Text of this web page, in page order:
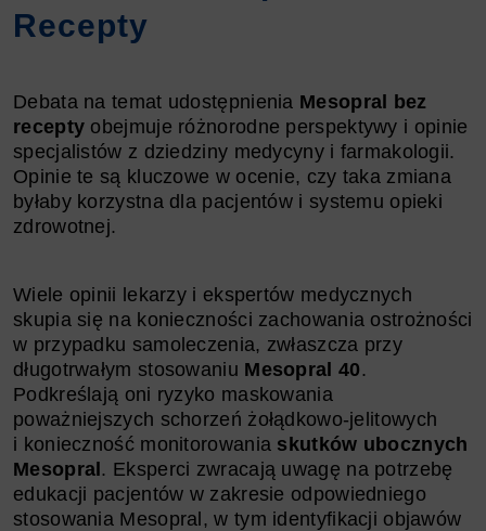
Recepty
Debata na temat udostępnienia Mesopral bez
recepty obejmuje różnorodne perspektywy i opinie
specjalistów z dziedziny medycyny i farmakologii.
Opinie te są kluczowe w ocenie, czy taka zmiana
byłaby korzystna dla pacjentów i systemu opieki
zdrowotnej.
Wiele opinii lekarzy i ekspertów medycznych
skupia się na konieczności zachowania ostrożności
w przypadku samoleczenia, zwłaszcza przy
długotrwałym stosowaniu Mesopral 40.
Podkreślają oni ryzyko maskowania
poważniejszych schorzeń żołądkowo-jelitowych
i konieczność monitorowania skutków ubocznych
Mesopral. Eksperci zwracają uwagę na potrzebę
edukacji pacjentów w zakresie odpowiedniego
stosowania Mesopral, w tym identyfikacji objawów